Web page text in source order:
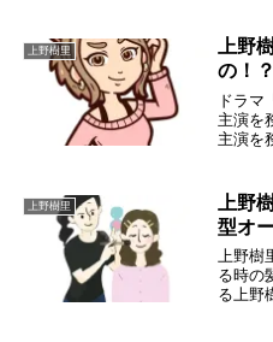
るの
ってど
上野樹里
上野
の！？
ドラマ
主演を
主演を
べた
言う意
上野樹里
上野
型オ
上野樹
る時の
る上野